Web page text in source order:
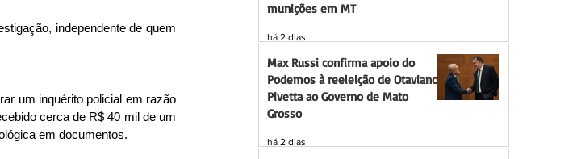
independente de quem
um inquérito policial em razão
cerca de R$ 40 mil de um
em documentos.
munições em MT
há 2 dias
Max Russi confirma apoio do
Podemos à reeleição de Otaviano
Pivetta ao Governo de Mato
Grosso
há 2 dias